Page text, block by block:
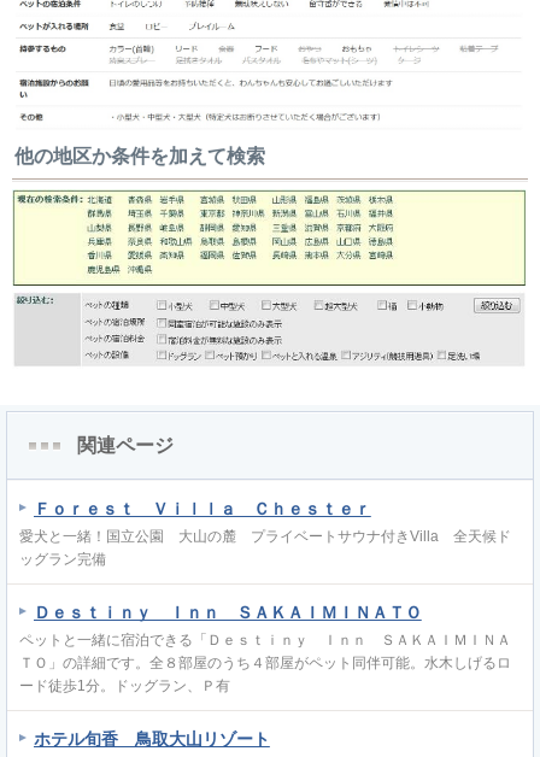
他の地区か条件を加えて検索
関連ページ
Ｆｏｒｅｓｔ Ｖｉｌｌａ Ｃｈｅｓｔｅｒ
愛犬と一緒！国立公園 大山の麓 プライベートサウナ付きVilla 全天候ド
ッグラン完備
Ｄｅｓｔｉｎｙ Ｉｎｎ ＳＡＫＡＩＭＩＮＡＴＯ
ペットと一緒に宿泊できる「Ｄｅｓｔｉｎｙ Ｉｎｎ ＳＡＫＡＩＭＩＮＡ
ＴＯ」の詳細です。全８部屋のうち４部屋がペット同伴可能。水木しげるロ
ード徒歩1分。ドッグラン、Ｐ有
ホテル旬香 鳥取大山リゾート